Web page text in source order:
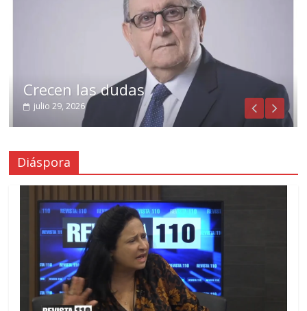
Crecen las dudas
julio 29, 2026
Diáspora